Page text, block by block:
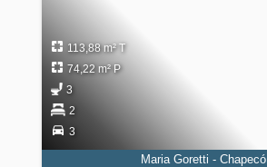
113,88 m² T
74,22 m² P
3
2
3
Maria Goretti - Chapecó